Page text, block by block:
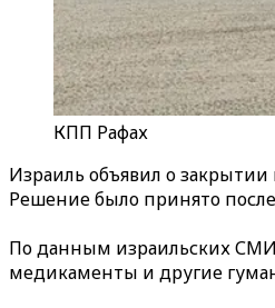
КПП Рафах
Израиль объявил о
Решение было принято
По данным израильских
медикаменты и другие